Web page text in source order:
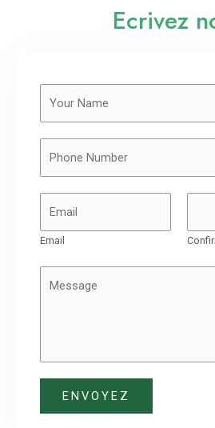
Ecrivez
Email
ENVOYEZ